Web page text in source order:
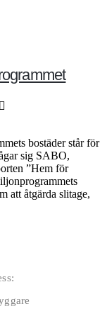
bostäder står för
sig SABO,
”Hem för
att åtgärda slitage,